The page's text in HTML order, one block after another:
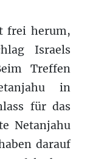
frei herum,
Israels
Treffen
in
für das
Netanjahu
darauf